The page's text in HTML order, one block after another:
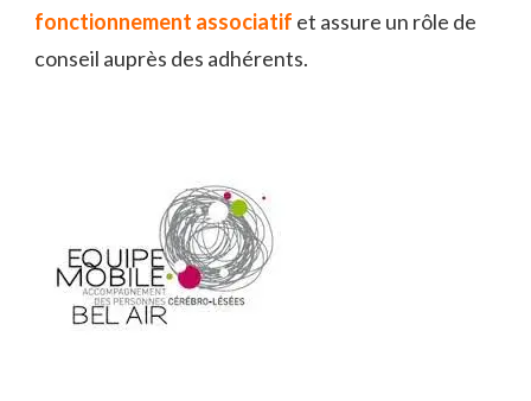
fonctionnement associatif et assure un rôle de
conseil auprès des adhérents.